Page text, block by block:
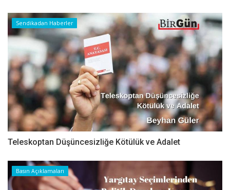
Sendikadan Haberler
Teleskoptan Düşüncesizliğe Kötülük ve Adalet
Basın Açıklamaları